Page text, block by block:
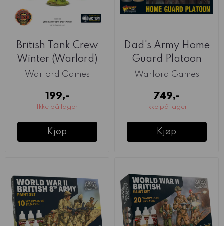
British Tank Crew
Winter (Warlord)
Warlord Games
199,-
Ikke på lager
Kjøp
Dad's Army Home
Guard Platoon
Warlord Games
749,-
Ikke på lager
Kjøp